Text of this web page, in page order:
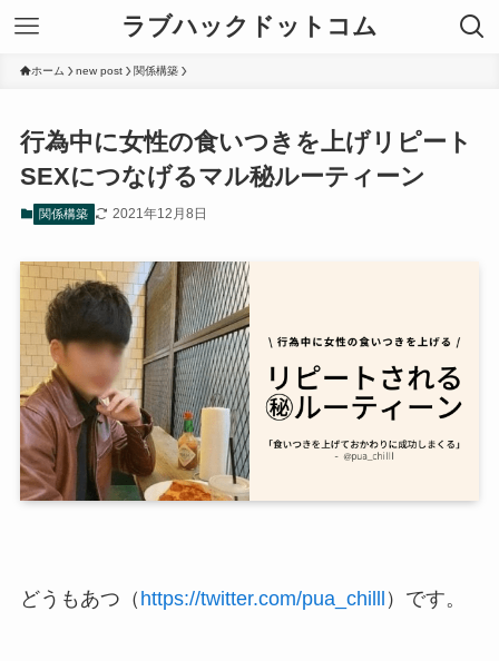
ラブハックドットコム
ホーム new post 関係構築
行為中に女性の食いつきを上げリピート
SEXにつなげるマル秘ルーティーン
関係構築 2021年12月8日
どうもあつ（ https://twitter.com/pua_chilll ）です。